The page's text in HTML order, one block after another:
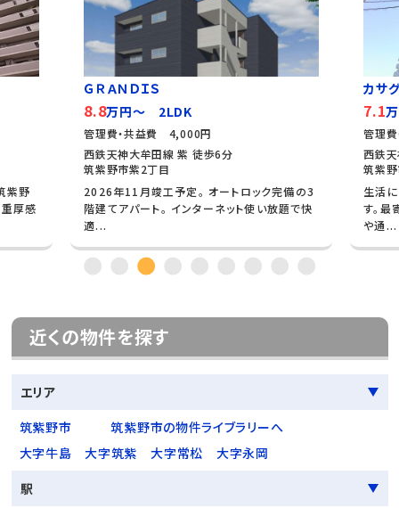
紫野
厚感
ＧＲＡＮＤＩＳ
8.8万円～ 2LDK
管理費・共益費 4,000円
西鉄天神大牟田線 紫 徒歩6分
筑紫野市紫2丁目
2026年11月竣工予定。 オートロック完備の3
階建てアパート。 インターネット使い放題で快
適...
カサ
7.1
管理
西鉄
筑紫
生活
す。最
や通...
近くの物件を探す
エリア
筑紫野市
筑紫野市の物件ライブラリーへ
大字牛島
大字筑紫 大字常松
大字永岡
駅